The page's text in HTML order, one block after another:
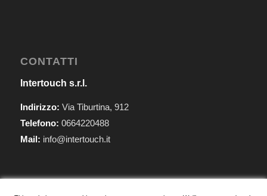
CONTATTI
Intertouch s.r.l.
Indirizzo: Via Tiburtina, 912
Telefono: 0664220488
Mail: info@intertouch.it